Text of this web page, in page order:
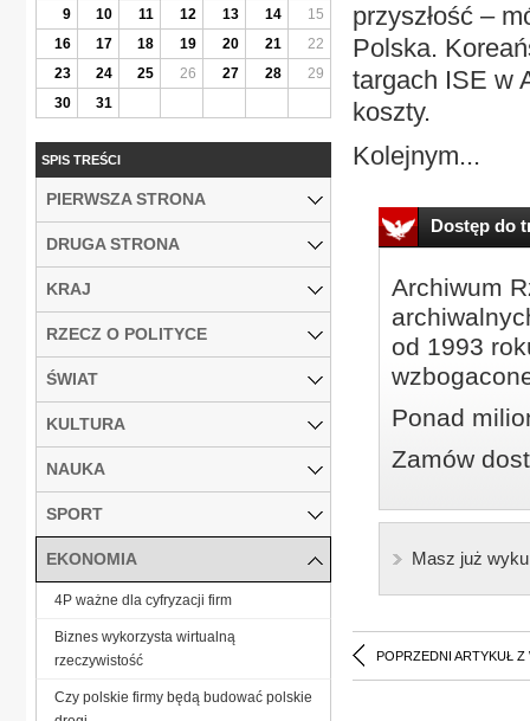
przyszłość –
Polska.
targach ISE w
koszty.
Kolejnym...
Dostęp do
Archiwum
od 1993
Ponad
Zamów
Masz już
POPRZEDNI ARTYKUŁ Z
9
10 11 12 13 14
15
16
17 18 19 20 21
22
23
24 25 26 27 28
29
30
31
SPIS TREŚCI
PIERWSZA STRONA
DRUGA STRONA
KRAJ
RZECZ O POLITYCE
ŚWIAT
KULTURA
NAUKA
SPORT
EKONOMIA
4P ważne dla cyfryzacji firm
Biznes wykorzysta wirtualną
rzeczywistość
Czy polskie firmy będą budować polskie